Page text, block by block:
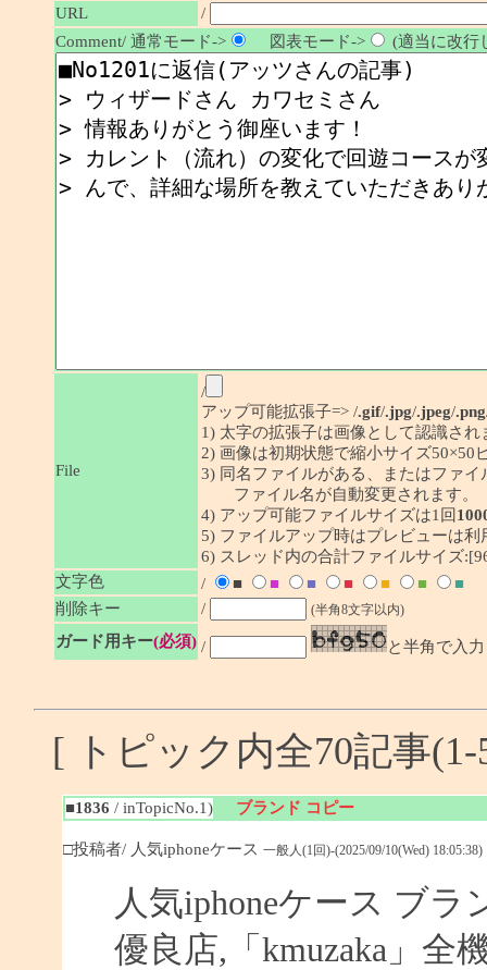
URL
/
Comment/ 通常モード->
図表モード-> (適当に改行
File
/
アップ可能拡張子=> /.gif/.jpg/.jpeg/.png
1) 太字の拡張子は画像として認識され
2) 画像は初期状態で縮小サイズ50×50
3) 同名ファイルがある、またはファ
ファイル名が自動変更されます。
4) アップ可能ファイルサイズは1回
5) ファイルアップ時はプレビューは利
6) スレッド内の合計ファイルサイズ
文字色
/ ■ ■ ■ ■ ■ ■
■
削除キー
/ (半角8文字以内)
ガード用キー(必須) / と半角で入力
[ トピック内全70記事
■1836 / inTopicNo.1) ブランド コピー
□投稿者/ 人気iphoneケース 一般人(1回)-(2025/09/10(Wed) 18:05:38)
人気iphoneケース ブラ
優良店,「kmuzaka」全